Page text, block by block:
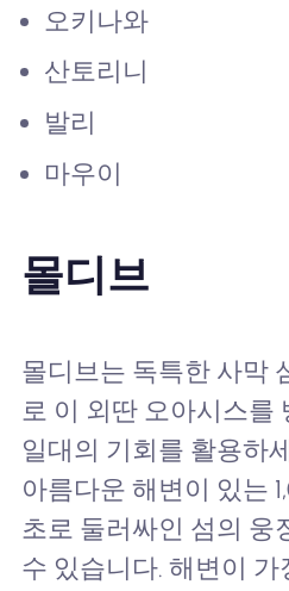
오키나와
산토리니
발리
마우이
몰디브
몰디브는 독특한 사막
로 이 외딴 오아시스를
일대의 기회를 활용하
아름다운 해변이 있는
초로 둘러싸인 섬의 웅
수 있습니다. 해변이 가